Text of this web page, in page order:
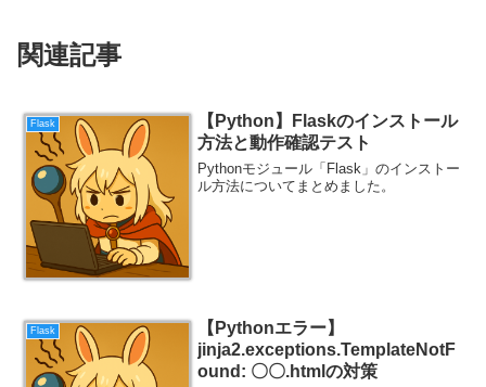
関連記事
Flask
【Python】Flaskのインストール
方法と動作確認テスト
Pythonモジュール「Flask」のインストー
ル方法についてまとめました。
Flask
【Pythonエラー】
jinja2.exceptions.TemplateNotF
ound: 〇〇.htmlの対策